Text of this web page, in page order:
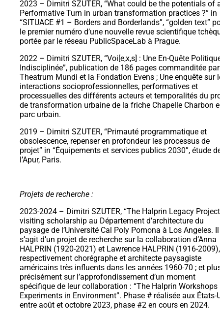
2023 – Dimitri SZUTER, “What could be the potentials of
Performative Turn in urban transformation practices ?” in
“SITUACE #1 – Borders and Borderlands”, “golden text”
le premier numéro d’une nouvelle revue scientifique
portée par le réseau PublicSpaceLab à Prague.
2022 – Dimitri SZUTER, “Voi[e,x,s] : Une En-Quête
Indisciplinée”, publication de 186 pages commanditée
Theatrum Mundi et la Fondation Evens ; Une enquête sur
interactions socioprofessionnelles, performatives et
processuelles des différents acteurs et temporalités du
de transformation urbaine de la friche Chapelle Charbon
parc urbain.
2019 – Dimitri SZUTER, “Primauté programmatique et
obsolescence, repenser en profondeur les processus de
projet” in “Équipements et services publics 2030”, étude
l’Apur, Paris.
Projets de recherche :
2023-2024 – Dimitri SZUTER, “The Halprin Legacy
visiting scholarship au Département d’architecture du
paysage de l’Université Cal Poly Pomona à Los Angeles. Il
s’agit d’un projet de recherche sur la collaboration d’Anna
HALPRIN (1920-2021) et Lawrence HALPRIN (1916-2009),
respectivement chorégraphe et architecte paysagiste
américains très influents dans les années 1960-70 ; et
précisément sur l’approfondissement d’un moment
spécifique de leur collaboration : “The Halprin Workshops
Experiments in Environment”. Phase # réalisée aux États-
entre août et octobre 2023, phase #2 en cours en 2024.